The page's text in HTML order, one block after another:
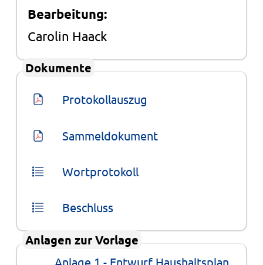
Bearbeitung:
Carolin Haack
Dokumente
Protokollauszug
Sammeldokument
Wortprotokoll
Beschluss
Anlagen zur Vorlage
Anlage 1 - Entwurf Haushaltsplan